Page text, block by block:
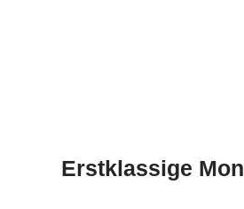
Erstklassige